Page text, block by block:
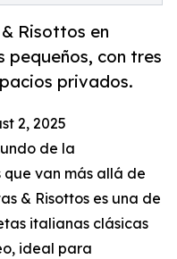
Risottos en
con tres
privados.
2, 2025
de la
van más allá de
& Risottos es una de
italianas clásicas
ideal para